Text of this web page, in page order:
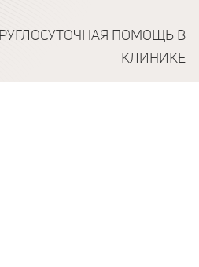
ПОМОЩЬ В
КЛИНИКЕ